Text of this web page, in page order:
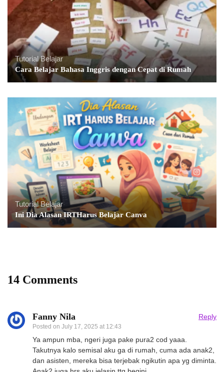
Tutorial Belajar
Cara Belajar Bahasa Inggris dengan Cepat di Rumah
Tutorial Belajar
Ini Dia Alasan IRTHarus Belajar Canva
14 Comments
Fanny Nila
Posted on July 17, 2025 at 12:43
Reply
Ya ampun mba, ngeri juga pake pura2 cod yaaa.
Takutnya kalo semisal aku ga di rumah, cuma ada anak2,
dan asisten, mereka bisa terjebak ngikutin apa yg diminta.